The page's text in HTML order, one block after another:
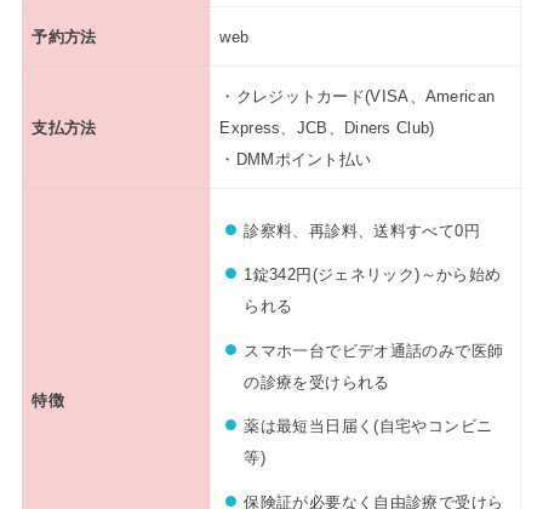
予約方法 web
支払方法
・クレジットカード(VISA、American
Express、JCB、Diners Club)
・DMMポイント払い
特徴
診察料、再診料、送料すべて0円
1錠342円(ジェネリック)～から始め
られる
スマホ一台でビデオ通話のみで医師
の診療を受けられる
薬は最短当日届く(自宅やコンビニ
等)
保険証が必要なく自由診療で受けら